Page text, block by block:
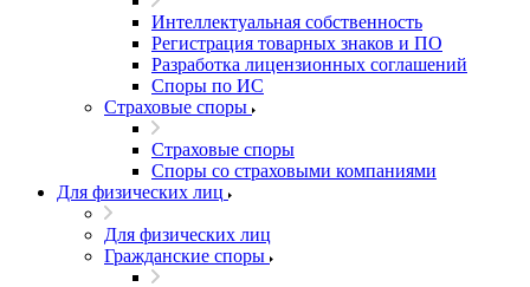
Интеллектуальная собственность
Регистрация товарных знаков и ПО
Разработка лицензионных соглашений
Споры по ИС
Страховые споры
Страховые споры
Споры со страховыми компаниями
Для физических лиц
Для физических лиц
Гражданские споры